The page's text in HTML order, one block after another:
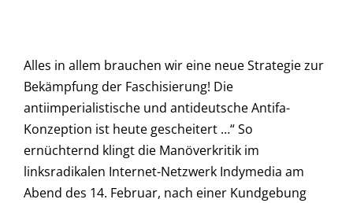
Alles in allem brauchen wir eine neue Strategie zur
Bekämpfung der Faschisierung! Die
antiimperialistische und antideutsche Antifa-
Konzeption ist heute gescheitert …“ So
ernüchternd klingt die Manöverkritik im
linksradikalen Internet-Netzwerk Indymedia am
Abend des 14. Februar, nach einer Kundgebung